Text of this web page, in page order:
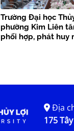
Trường Đại học
phường Kim Liên
phối hợp, phát huy
Địa
175